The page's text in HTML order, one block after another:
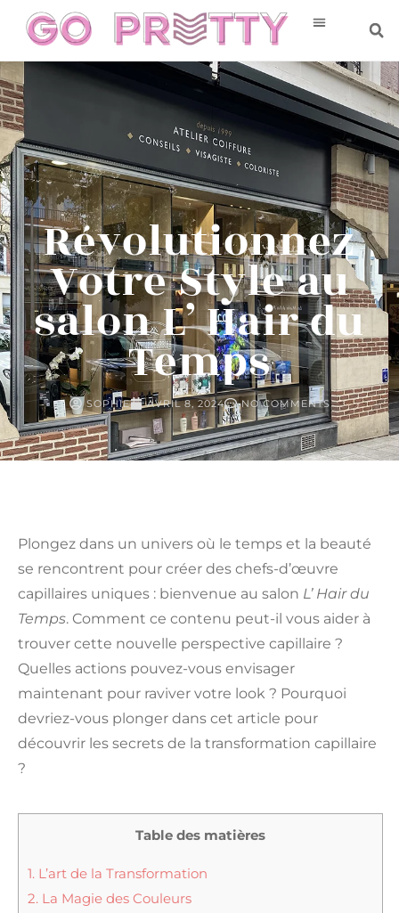
Révolutionnez
Votre Style au
salon L’ Hair du
Temps
SOPHIE AVRIL 8, 2024 NO COMMENTS
Plongez dans un univers où le temps et la beauté
se rencontrent pour créer des chefs-d’œuvre
capillaires uniques : bienvenue au salon L’ Hair du
Temps. Comment ce contenu peut-il vous aider à
trouver cette nouvelle perspective capillaire ?
Quelles actions pouvez-vous envisager
maintenant pour raviver votre look ? Pourquoi
devriez-vous plonger dans cet article pour
découvrir les secrets de la transformation capillaire
?
Table des matières
1. L’art de la Transformation
2. La Magie des Couleurs